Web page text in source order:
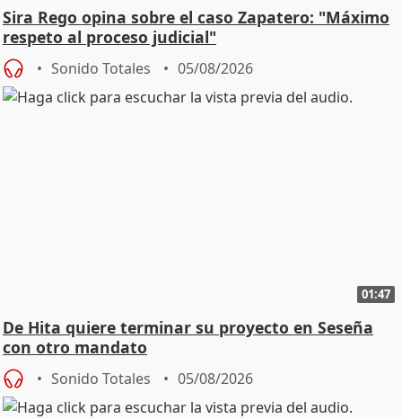
Sira Rego opina sobre el caso Zapatero: "Máximo
respeto al proceso judicial"
Sonido Totales 05/08/2026
01:47
De Hita quiere terminar su proyecto en Seseña
con otro mandato
Sonido Totales 05/08/2026